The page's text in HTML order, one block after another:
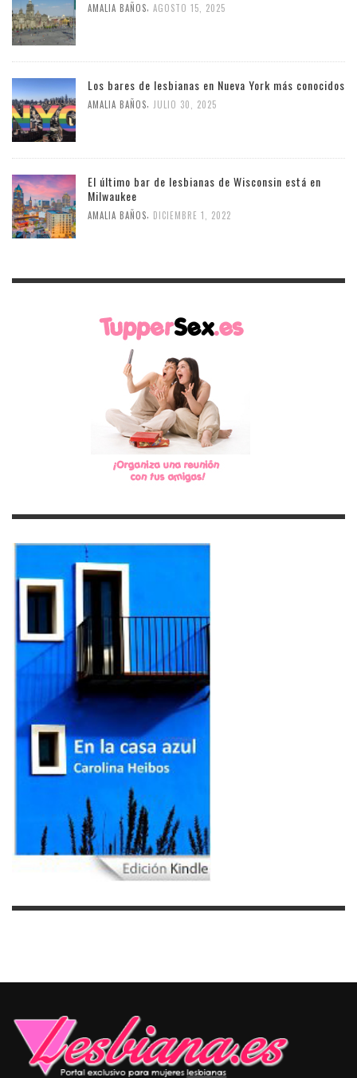
AMALIA BAÑOS, AGOSTO 15, 2025
Los bares de lesbianas en Nueva York más conocidos
AMALIA BAÑOS, JULIO 30, 2025
El último bar de lesbianas de Wisconsin está en
Milwaukee
AMALIA BAÑOS, DICIEMBRE 1, 2022